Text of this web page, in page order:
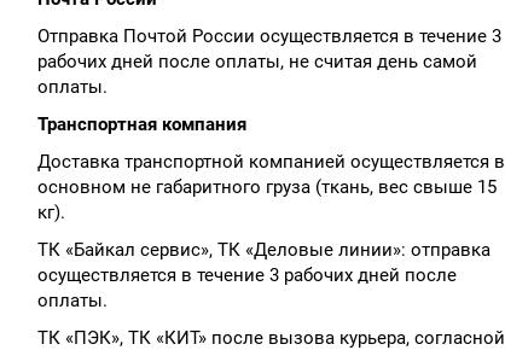
Отправка Почтой России осуществляется в течение 3
рабочих дней после оплаты, не считая день самой
оплаты.
Транспортная компания
Доставка транспортной компанией осуществляется в
основном не габаритного груза (ткань, вес свыше 15
кг).
ТК «Байкал сервис», ТК «Деловые линии»: отправка
осуществляется в течение 3 рабочих дней после
оплаты.
ТК «ПЭК», ТК «КИТ» после вызова курьера, согласной